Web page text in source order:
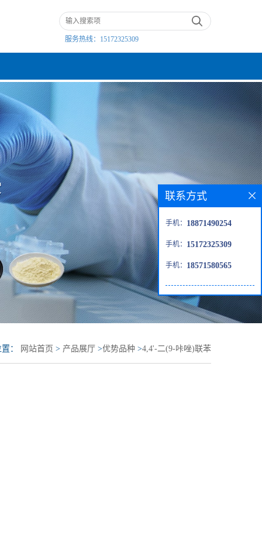
服务热线： 15172325309
： 网站首页 > 产品展厅 >优势品种 >4,4'-二(9-咔唑)联苯
联系方式
手机： 18871490254
手机： 15172325309
手机： 18571580565